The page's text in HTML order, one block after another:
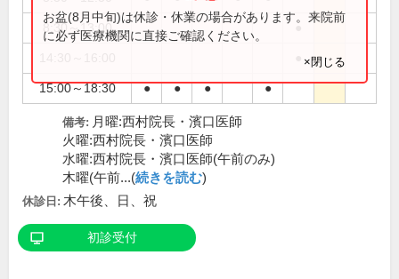
8:30～13:00 ●
15:00～18:30 ● ● ● ●
お盆(8月中旬)は休診・休業の場合があります。来院前
に必ず医療機関に直接ご確認ください。
×閉じる
備考: 月曜:西村院長・濱口医師
火曜:西村院長・濱口医師
水曜:西村院長・濱口医師(午前のみ)
木曜(午前...(続きを読む)
休診日: 木午後、日、祝
初診受付